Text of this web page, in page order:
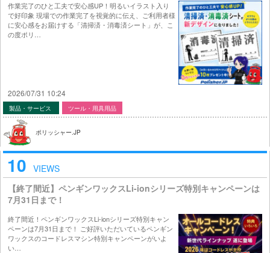
作業完了のひと工夫で安心感UP！明るいイラスト入り
で好印象 現場での作業完了を視覚的に伝え、ご利用者様
に安心感をお届けする「清掃済・消毒済シート」が、こ
の度ポリ…
2026/07/31 10:24
製品・サービス ツール・用具用品
ポリッシャー.JP
10 VIEWS
【終了間近】ペンギンワックスLi-ionシリーズ特別キャンペーンは
7月31日まで！
終了間近！ペンギンワックスLi-ionシリーズ特別キャン
ペーンは7月31日まで！ ご好評いただいているペンギン
ワックスのコードレスマシン特別キャンペーンがいよ
い…